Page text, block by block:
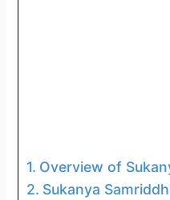
Overview of
Sukanya